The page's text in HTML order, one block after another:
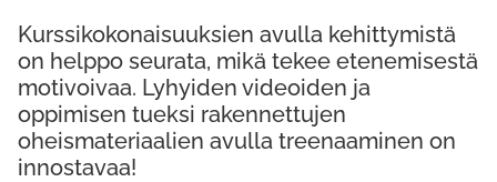
Kurssikokonaisuuksien avulla kehittymistä
on helppo seurata, mikä tekee etenemisestä
motivoivaa. Lyhyiden videoiden ja
oppimisen tueksi rakennettujen
oheismateriaalien avulla treenaaminen on
innostavaa!